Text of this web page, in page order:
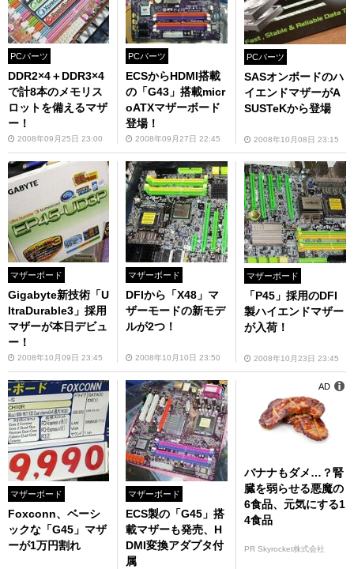
PCパーツ
DDR2×4＋DDR3×4
で計8本のメモリス
ロットを備えるマザ
ー！
2008年09月25日 23:00
PCパーツ
ECSからHDMI搭載
の「G43」搭載micr
oATXマザーボード
登場！
2008年09月27日 22:45
PCパーツ
SASオンボードのハ
イエンドマザーがA
SUSTeKから登場
2008年10月08日 23:15
マザーボード
Gigabyte新技術「U
ltraDurable3」採用
マザーが本日デビュ
ー！
2008年10月09日 23:45
マザーボード
DFIから「X48」マ
ザーモードの新モデ
ルが2つ！
2008年10月10日 23:50
マザーボード
「P45」採用のDFI
製ハイエンドマザー
が入荷！
2008年10月23日 23:45
マザーボード
Foxconn、ベーシ
ックな「G45」マザ
ーが1万円割れ
マザーボード
ECS製の「G45」搭
載マザーも発売、H
DMI変換アダプタ付
属
バナナもダメ…？腎
臓を弱らせる悪魔の
6食品、元気にする1
4食品
PR Skyrocket株式会社
AD